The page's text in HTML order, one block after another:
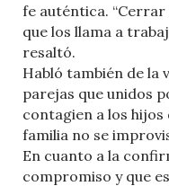
fe auténtica.
que los llama a
resaltó.
Habló también de la
parejas que unidos
contagien a los hijos
familia no se
En cuanto a la
compromiso y que